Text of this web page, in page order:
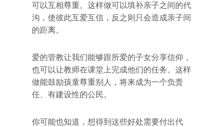
可以互相尊重。这样做可以填补亲子之间的代
沟，使彼此互爱互信，反之则只会造成亲子间
的距离。
爱的管教让我们能够跟所爱的子女分享信仰，
也可以让教师在课堂上完成他们的任务。这样
做能鼓励孩童尊重别人，将来成为一个负责
任、有建设性的公民。
你可能也知道，想得到这些好处需要付出代